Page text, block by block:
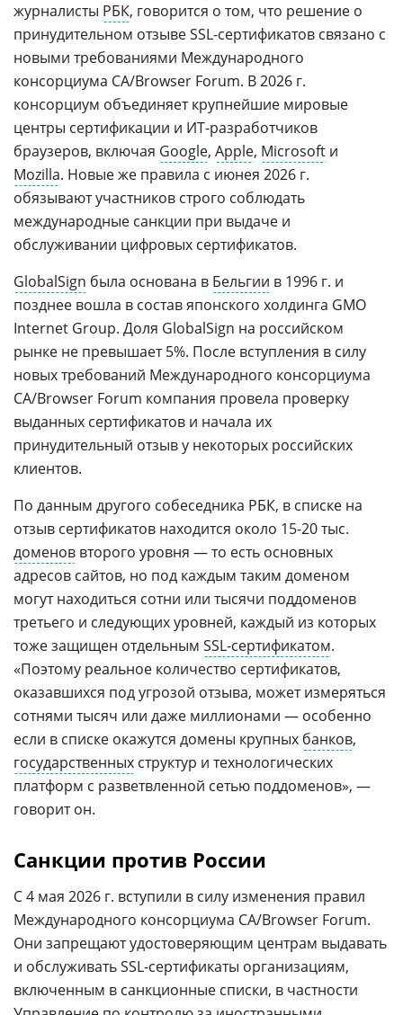
журналисты РБК, говорится о том, что решение о
принудительном отзыве SSL-сертификатов связано с
новыми требованиями Международного
консорциума CA/Browser Forum. В 2026 г.
консорциум объединяет крупнейшие мировые
центры сертификации и ИТ-разработчиков
браузеров, включая Google, Apple, Microsoft и
Mozilla. Новые же правила с июнея 2026 г.
обязывают участников строго соблюдать
международные санкции при выдаче и
обслуживании цифровых сертификатов.
GlobalSign была основана в Бельгии в 1996 г. и
позднее вошла в состав японского холдинга GMO
Internet Group. Доля GlobalSign на российском
рынке не превышает 5%. После вступления в силу
новых требований Международного консорциума
CA/Browser Forum компания провела проверку
выданных сертификатов и начала их
принудительный отзыв у некоторых российских
клиентов.
По данным другого собеседника РБК, в списке на
отзыв сертификатов находится около 15-20 тыс.
доменов второго уровня — то есть основных
адресов сайтов, но под каждым таким доменом
могут находиться сотни или тысячи поддоменов
третьего и следующих уровней, каждый из которых
тоже защищен отдельным SSL-сертификатом.
«Поэтому реальное количество сертификатов,
оказавшихся под угрозой отзыва, может измеряться
сотнями тысяч или даже миллионами — особенно
если в списке окажутся домены крупных банков,
государственных структур и технологических
платформ с разветвленной сетью поддоменов», —
говорит он.
Санкции против России
С 4 мая 2026 г. вступили в силу изменения правил
Международного консорциума CA/Browser Forum.
Они запрещают удостоверяющим центрам выдавать
и обслуживать SSL-сертификаты организациям,
включенным в санкционные списки, в частности